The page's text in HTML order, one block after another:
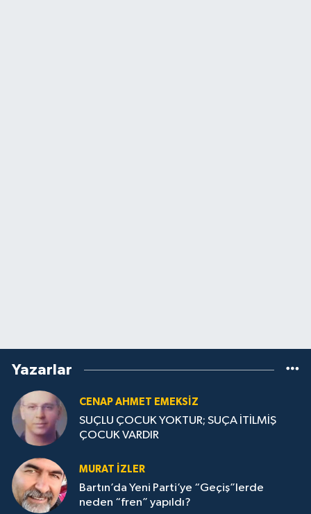
Yazarlar
CENAP AHMET EMEKSİZ
SUÇLU ÇOCUK YOKTUR; SUÇA İTİLMİŞ
ÇOCUK VARDIR
MURAT İZLER
Bartın’da Yeni Parti’ye “Geçiş”lerde
neden “fren” yapıldı?